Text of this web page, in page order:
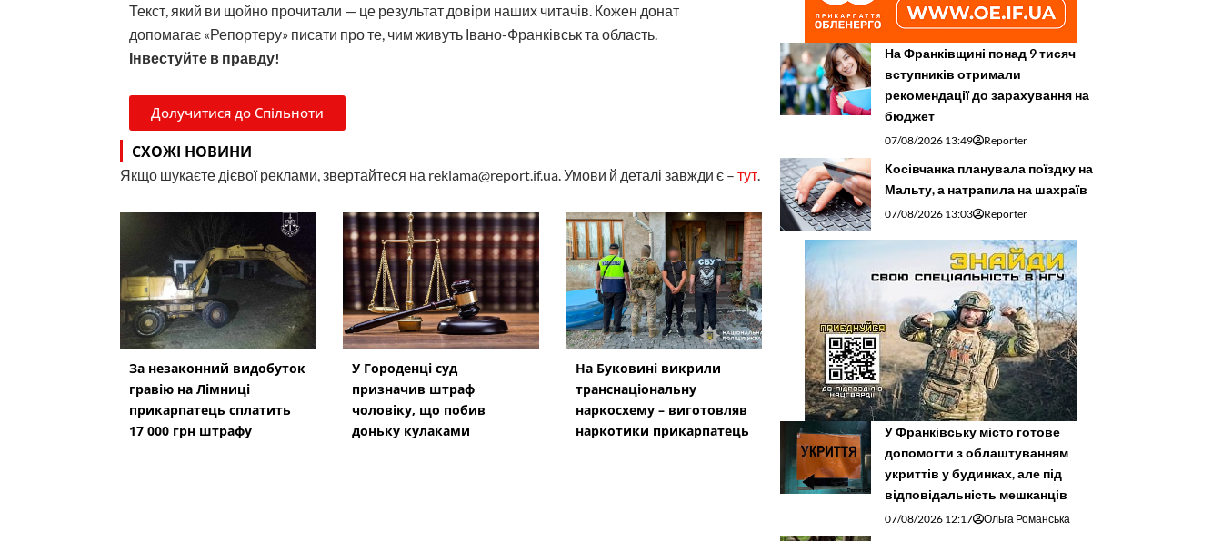
Текст, який ви щойно прочитали — це результат довіри наших читачів. Кожен донат
допомагає «Репортеру» писати про те, чим живуть Івано-Франківськ та область.
Інвестуйте в правду!
Долучитися до Спільноти
СХОЖІ НОВИНИ
Якщо шукаєте дієвої реклами, звертайтеся на reklama@report.if.ua. Умови й деталі завжди є – тут
За незаконний видобуток
гравію на Лімниці
прикарпатець сплатить
17 000 грн штрафу
У Городенці суд
призначив штраф
чоловіку, що побив
доньку кулаками
На Буковині викрили
транснаціональну
наркосхему – виготовляв
наркотики прикарпатець
На Франківщині понад 9 тисяч
вступників отримали
рекомендації до зарахування на
бюджет
07/08/2026 13:49 Reporter
Косівчанка планувала поїздку на
Мальту, а натрапила на шахраїв
07/08/2026 13:03 Reporter
У Франківську місто готове
допомогти з облаштуванням
укриттів у будинках, але під
відповідальність мешканців
07/08/2026 12:17 Ольга Романська